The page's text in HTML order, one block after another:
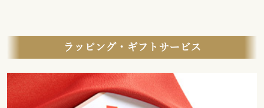
ラッピング・ギフトサービス